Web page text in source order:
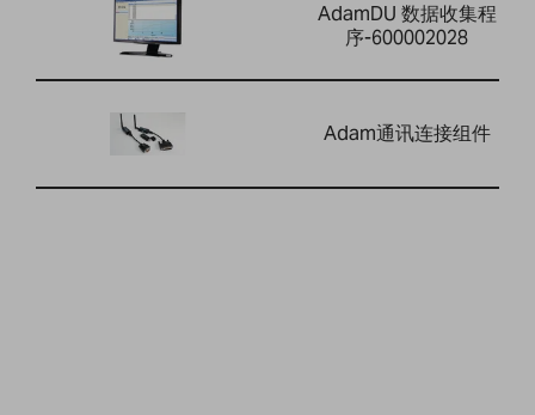
AdamDU 数据收集程
序-600002028
Adam通讯连接组件